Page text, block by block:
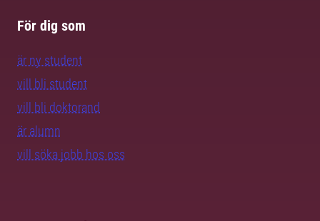
För dig som
är ny student
vill bli student
vill bli doktorand
är alumn
vill söka jobb hos oss